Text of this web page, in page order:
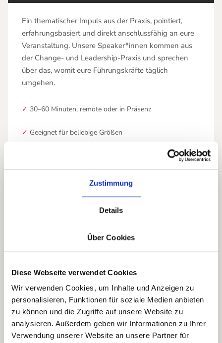
Zustimmung
Details
Über Cookies
Diese Webseite verwendet Cookies
Wir verwenden Cookies, um Inhalte und Anzeigen zu
personalisieren, Funktionen für soziale Medien anbieten
zu können und die Zugriffe auf unsere Website zu
analysieren. Außerdem geben wir Informationen zu Ihrer
Verwendung unserer Website an unsere Partner für
Ein thematischer Impuls aus der Praxis, pointiert,
erfahrungsbasiert und direkt anschlussfähig an eure
Veranstaltung. Unsere Speaker*innen kommen aus
der Change- und Leadership-Praxis und sprechen
über das, womit eure Führungskräfte täglich
umgehen.
✓ 30–60 Minuten, remote oder in Präsenz
✓ Geeignet für beliebige Größen
Für alle drei Fokusthemen buchbar: KI und Führung,
Gerne in Kombination mit der Selbstlernwerkstatt
ERGÄNZENDES FORMAT
Selbstlernwerkstatt
Ein kompaktes Workshopformat mit sehr hohem
Interaktionsgrad, konzipiert für direkte
Verhaltensveränderung im Alltag. Keine